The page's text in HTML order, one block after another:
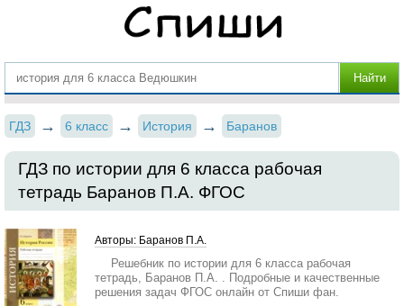
ГДЗ 6 класс История Баранов
ГДЗ по истории для 6 класса рабочая
тетрадь Баранов П.А. ФГОС
Авторы: Баранов П.А.
Решебник по истории для 6 класса рабочая
тетрадь, Баранов П.А. . Подробные и качественные
решения задач ФГОС онлайн от Спиши фан.